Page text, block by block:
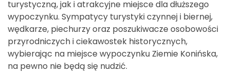
turystyczną, jak i atrakcyjne miejsce dla dłuższego
wypoczynku. Sympatycy turystyki czynnej i biernej,
wędkarze, piechurzy oraz poszukiwacze osobowości
przyrodniczych i ciekawostek historycznych,
wybierając na miejsce wypoczynku Ziemie Konińska,
na pewno nie będą się nudzić.